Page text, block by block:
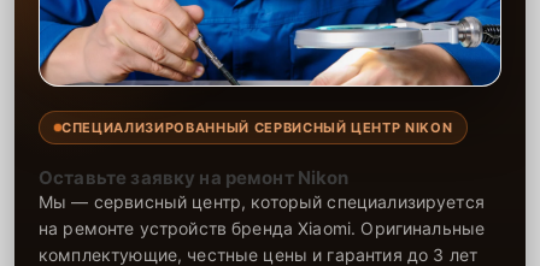
СПЕЦИАЛИЗИРОВАННЫЙ СЕРВИСНЫЙ ЦЕНТР NIKON
Оставьте заявку на ремонт Nikon
Мы — сервисный центр, который специализируется
на ремонте устройств бренда Xiaomi. Оригинальные
комплектующие, честные цены и гарантия до 3 лет